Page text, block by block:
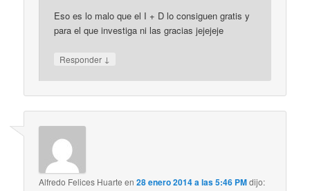
Eso es lo malo que el I + D lo consiguen gratis y
para el que investiga ni las gracias jejejeje
Responder ↓
Alfredo Felices Huarte en28 enero 2014 a las 5:46 PMdijo: